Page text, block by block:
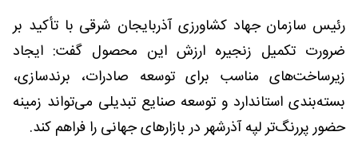
رئیس سازمان جهاد کشاورزی آذربایجان شرقی با تأکید بر
ضرورت تکمیل زنجیره ارزش این محصول گفت: ایجاد
زیرساخت‌های مناسب برای توسعه صادرات، برند‌سازی،
بسته‌بندی استاندارد و توسعه صنایع تبدیلی می‌تواند زمینه
حضور پررنگ‌تر لپه آذرشهر در بازارهای جهانی را فراهم کند.